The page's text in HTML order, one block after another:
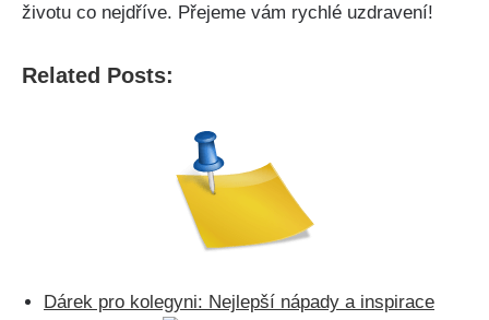
životu⁢ co nejdříve. Přejeme vám⁢ rychlé ​uzdravení!
Related Posts:
Dárek pro kolegyni: Nejlepší nápady a inspirace